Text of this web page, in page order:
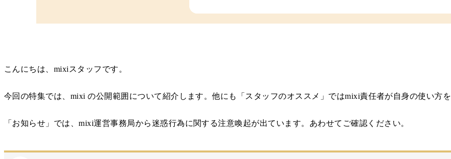
こんにちは、mixiスタッフです。
今回の特集では、mixi の公開範囲について紹介します。他にも「スタッフのオススメ」ではmixi責任者が自身の使い方
「お知らせ」では、mixi運営事務局から迷惑行為に関する注意喚起が出ています。あわせてご確認ください。